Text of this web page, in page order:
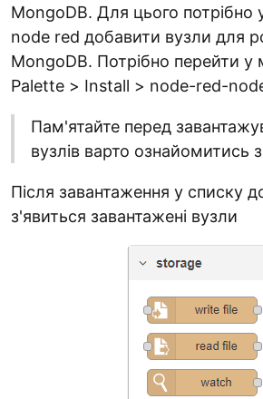
MongoDB. Для цього потрібно
node red добавити вузли для
MongoDB. Потрібно перейти
Palette > Install > node-red-
Пам'ятайте перед
вузлів варто ознайомитись
Після завантаження у списку
з'явиться завантажені вузли